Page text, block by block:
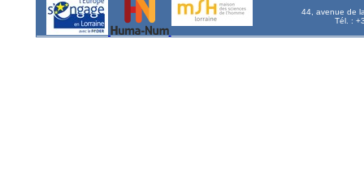
44, avenue de
Tél. :